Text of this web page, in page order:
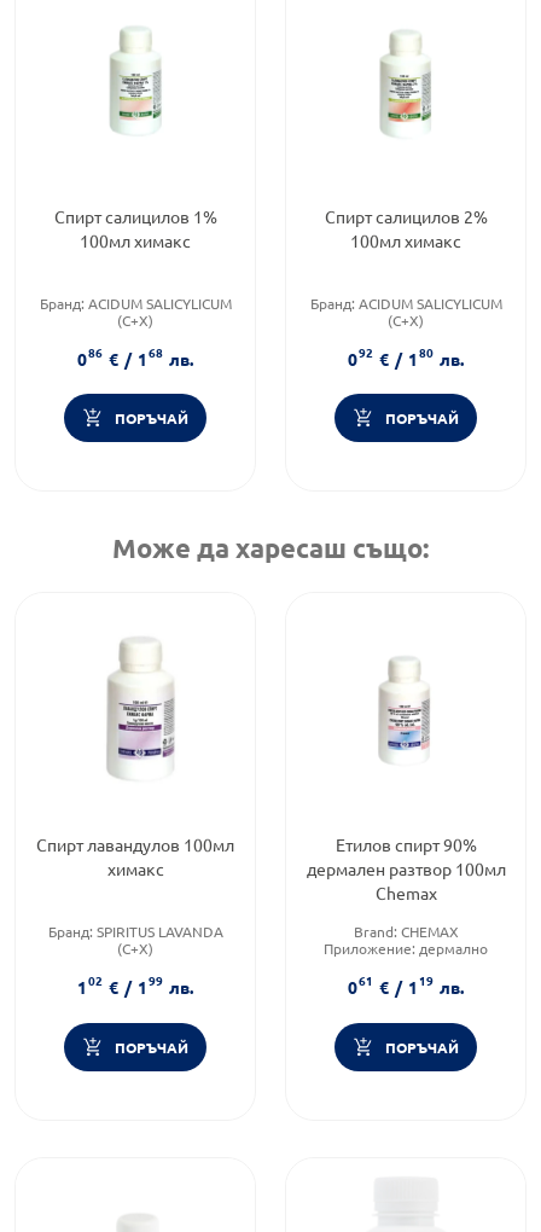
Спирт салицилов 1%
100мл химакс
Бранд: ACIDUM SALICYLICUM
(C+X)
изделия и консумативи
Форма на продукта:лосион
086 € / 168 лв.
ПОРЪЧАЙ
Спирт салицилов 2%
100мл химакс
Бранд: ACIDUM SALICYLICUM
(C+X)
изделия и консумативи
Форма на продукта:лосион
092 € / 180 лв.
ПОРЪЧАЙ
Може да харесаш също:
Спирт лавандулов 100мл
химакс
Бранд: SPIRITUS LAVANDA
(C+X)
Форма на продукта:разтвор
102 € / 199 лв.
ПОРЪЧАЙ
Етилов спирт 90%
дермален разтвор 100мл
Chemax
Brand: CHEMAX
Приложение: дермално
061 € / 119 лв.
ПОРЪЧАЙ